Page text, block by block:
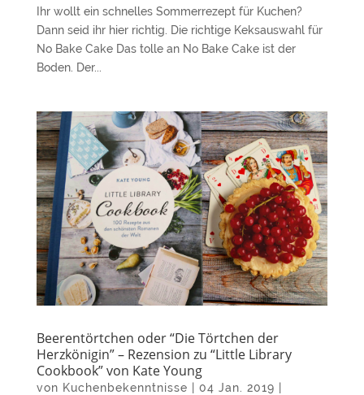
Ihr wollt ein schnelles Sommerrezept für Kuchen?
Dann seid ihr hier richtig. Die richtige Keksauswahl für
No Bake Cake Das tolle an No Bake Cake ist der
Boden. Der...
Beerentörtchen oder “Die Törtchen der
Herzkönigin” – Rezension zu “Little Library
Cookbook” von Kate Young
von Kuchenbekenntnisse 04 Jan. 2019